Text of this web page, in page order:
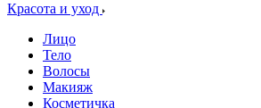
Красота и уход
Лицо
Тело
Волосы
Макияж
Косметичка